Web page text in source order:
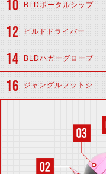
BLDポータルシップショルダー
ビルドドライバー
BLDハガーグローブ
ジャングルフットシューズ